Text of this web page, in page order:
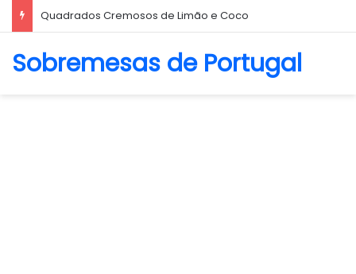
Biscoito Amanteigado
Sobremesas de Portugal